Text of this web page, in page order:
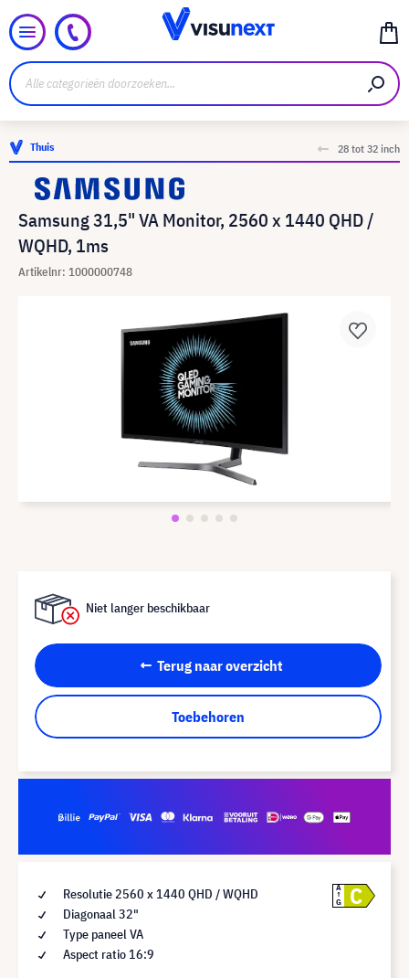
Thuis 28 tot 32 inch
Samsung 31,5" VA Monitor, 2560 x 1440 QHD /
WQHD, 1ms
Artikelnr: 1000000748
Niet langer beschikbaar
Terug naar overzicht
Toebehoren
Resolutie 2560 x 1440 QHD / WQHD
Diagonaal 32"
Type paneel VA
Aspect ratio 16:9
A
G
C